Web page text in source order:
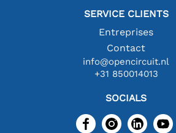
SERVICE CLIENTS
Entreprises
Contact
info@opencircuit.nl
+31 850014013
SOCIALS